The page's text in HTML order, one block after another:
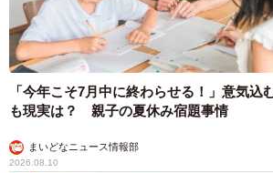
高島礼子と共演する倉野尾成美
「今年こそ7月中に終わらせる！」意気
も現実は？ 親子の夏休み宿題事情
まいどなニュース情報部
2026.08.10